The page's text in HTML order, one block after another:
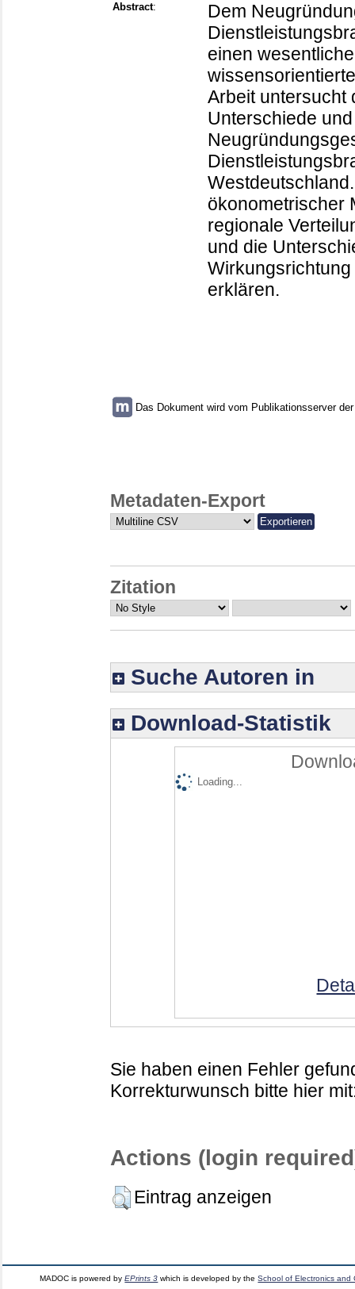
Abstract:
Dem
einen
Arbeit untersucht
Unterschiede
ökonometrischer
regionale
und die
erklären.
Das Dokument wird vom Publikationsserver
Metadaten-Export
Zitation
Suche Autoren in
Download-Statistik
Loading...
Sie haben einen Fehler
Korrekturwunsch bitte hier
Actions (login
Eintrag anzeigen
MADOC is powered byEPrints 3 which is developed by theSchool of Electronics and